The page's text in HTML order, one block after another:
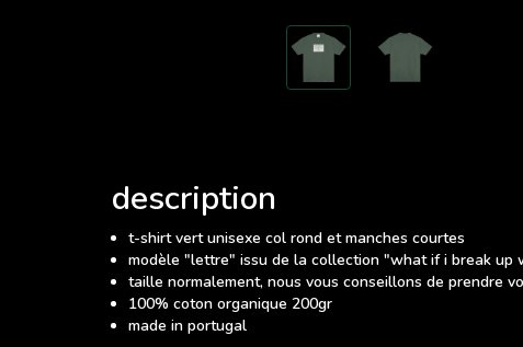
description
t-shirt vert unisexe col rond et manches courtes
modèle "lettre" issu de la collection "what if i break up
taille normalement, nous vous conseillons de prendre
100% coton organique 200gr
made in portugal